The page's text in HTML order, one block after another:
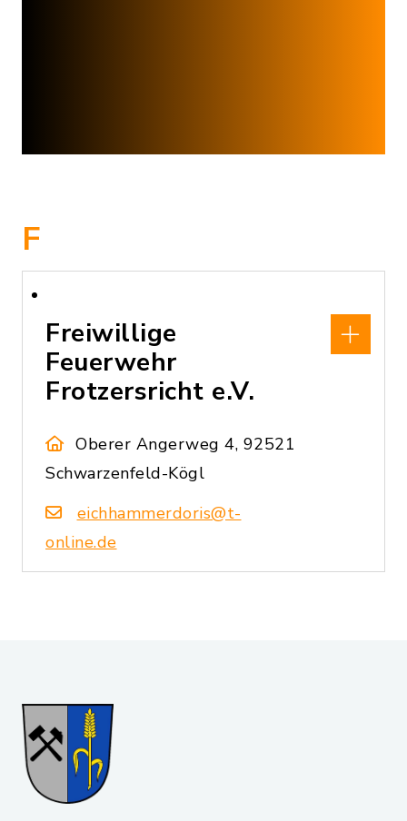
F
Freiwillige
Feuerwehr
Frotzersricht e.V.
Oberer Angerweg 4, 92521
Schwarzenfeld-Kögl
eichhammerdoris@t-
online.de